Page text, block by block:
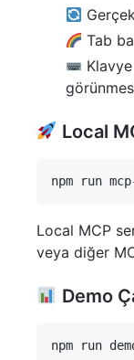
Tab
Klavye
Local
Local MCP
veya diğer
Demo